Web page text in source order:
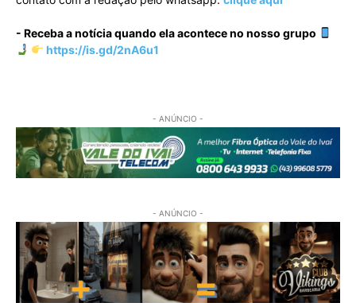
- Receba a notícia quando ela acontece no nosso grupo
https://is.gd/2nA6u1
- ANÚNCIO -
- ANÚNCIO -